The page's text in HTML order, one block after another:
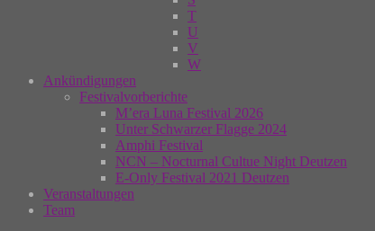
T
U
V
W
Ankündigungen
Festivalvorberichte
M’era Luna Festival 2026
Unter Schwarzer Flagge 2024
Amphi Festival
NCN – Nocturnal Cultue Night Deutzen
E-Only Festival 2021 Deutzen
Veranstaltungen
Team